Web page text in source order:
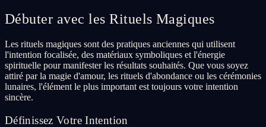
Débuter avec les Rituels Magiques
Les rituels magiques sont des pratiques anciennes qui utilisent
l'intention focalisée, des matériaux symboliques et l'énergie
spirituelle pour manifester les résultats souhaités. Que vous soyez
attiré par la magie d'amour, les rituels d'abondance ou les cérémonies
lunaires, l'élément le plus important est toujours votre intention
sincère.
Définissez Votre Intention